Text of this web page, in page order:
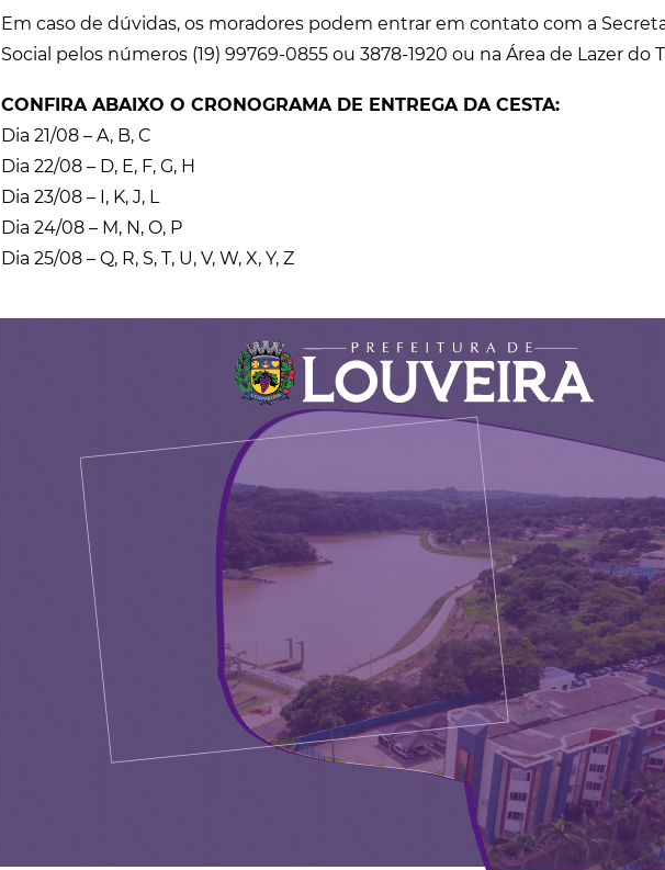
Em caso de dúvidas, os moradores podem entrar em contato com a
Social pelos números (19) 99769-0855 ou 3878-1920 ou na Área de Lazer do
CONFIRA ABAIXO O CRONOGRAMA DE ENTREGA DA CESTA:
Dia 21/08 – A, B, C
Dia 22/08 – D, E, F, G, H
Dia 23/08 – I, K, J, L
Dia 24/08 – M, N, O, P
Dia 25/08 – Q, R, S, T, U, V, W, X, Y, Z